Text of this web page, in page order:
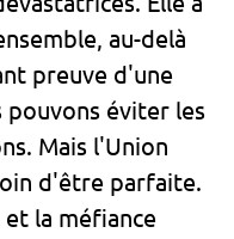
au-delà
preuve d'une
pouvons éviter les
Mais l'Union
d'être parfaite.
la méfiance